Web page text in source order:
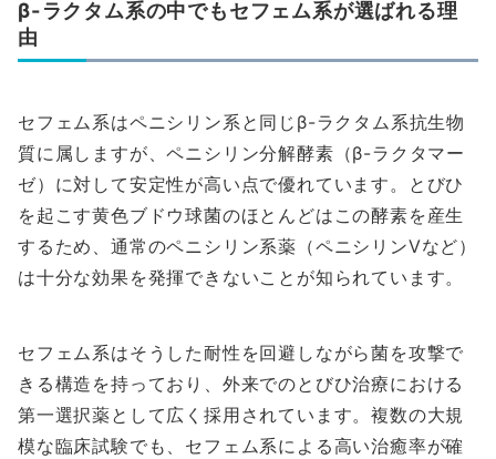
β-ラクタム系の中でもセフェム系が選ばれる理
由
セフェム系はペニシリン系と同じβ-ラクタム系抗生物
質に属しますが、ペニシリン分解酵素（β-ラクタマー
ゼ）に対して安定性が高い点で優れています。とびひ
を起こす黄色ブドウ球菌のほとんどはこの酵素を産生
するため、通常のペニシリン系薬（ペニシリンVなど）
は十分な効果を発揮できないことが知られています。
セフェム系はそうした耐性を回避しながら菌を攻撃で
きる構造を持っており、外来でのとびひ治療における
第一選択薬として広く採用されています。複数の大規
模な臨床試験でも、セフェム系による高い治癒率が確